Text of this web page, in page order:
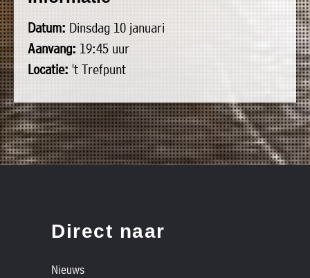
Datum: Dinsdag 10 januari
Aanvang: 19:45 uur
Locatie: 't Trefpunt
Direct naar
Nieuws